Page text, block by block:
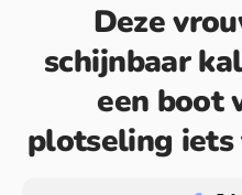
Deze
schijnbaar
een boot
plotseling iets